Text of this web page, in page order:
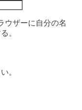
ウザーに自分の名
。
。